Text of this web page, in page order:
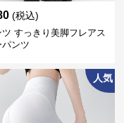
(税込)
ツ すっきり美脚フレアス
パンツ
人気